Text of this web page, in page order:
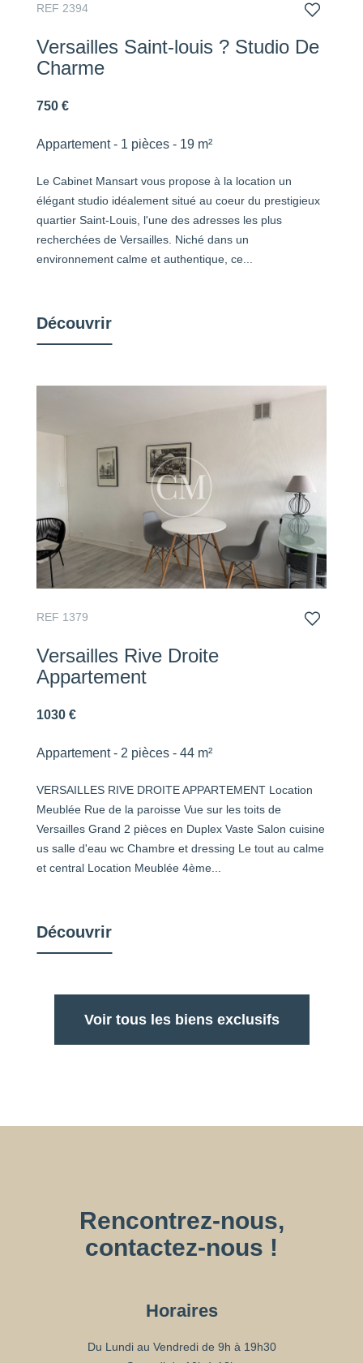
REF 2394
Versailles Saint-louis ? Studio De
Charme
750 €
Appartement - 1 pièces - 19 m²
Le Cabinet Mansart vous propose à la location un
élégant studio idéalement situé au coeur du prestigieux
quartier Saint-Louis, l'une des adresses les plus
recherchées de Versailles. Niché dans un
environnement calme et authentique, ce...
Découvrir
REF 1379
Versailles Rive Droite
Appartement
1030 €
Appartement - 2 pièces - 44 m²
VERSAILLES RIVE DROITE APPARTEMENT Location
Meublée Rue de la paroisse Vue sur les toits de
Versailles Grand 2 pièces en Duplex Vaste Salon cuisine
us salle d'eau wc Chambre et dressing Le tout au calme
et central Location Meublée 4ème...
Découvrir
Voir tous les biens exclusifs
Rencontrez-nous,
contactez-nous !
Horaires
Du Lundi au Vendredi de 9h à 19h30